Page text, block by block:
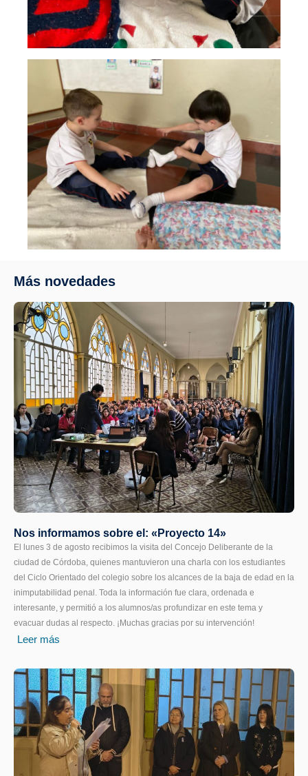
Más novedades
Nos informamos sobre el: «Proyecto 14»
El lunes 3 de agosto recibimos la visita del Concejo Deliberante de la
ciudad de Córdoba, quienes mantuvieron una charla con los estudiantes
del Ciclo Orientado del colegio sobre los alcances de la baja de edad en la
inimputabilidad penal. Toda la información fue clara, ordenada e
interesante, y permitió a los alumnos/as profundizar en este tema y
evacuar dudas al respecto. ¡Muchas gracias por su intervención!
Leer más